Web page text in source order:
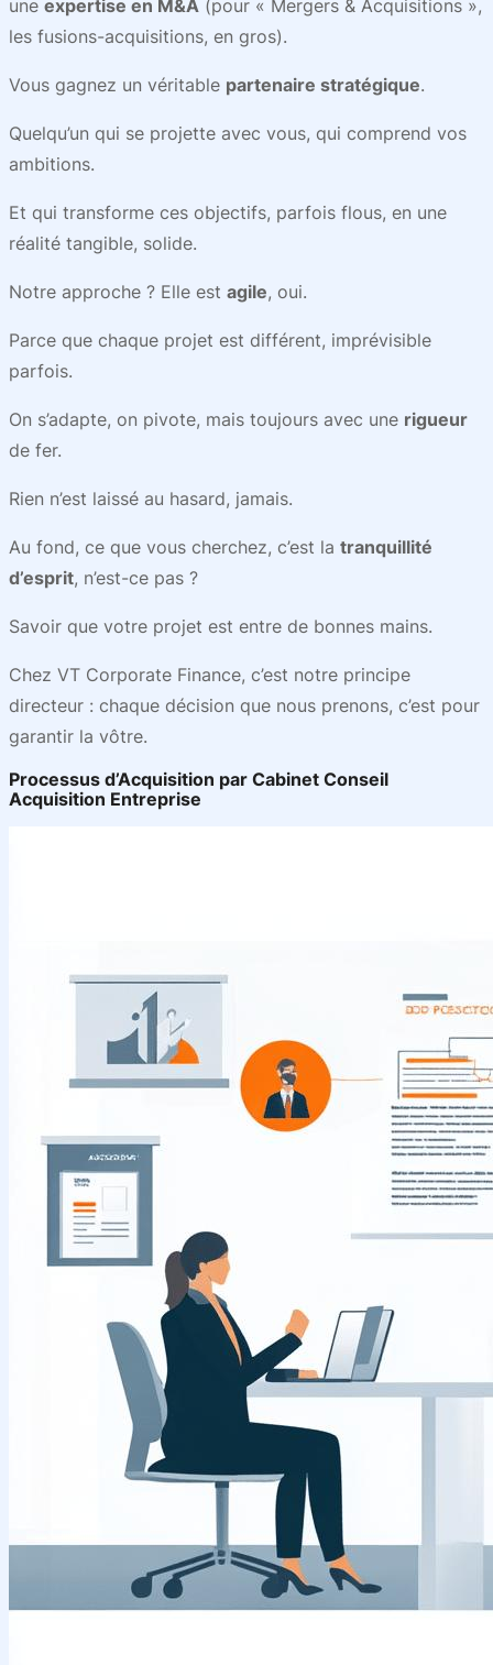
une expertise en M&A (pour « Mergers & Acquisitions »,
les fusions-acquisitions, en gros).
Vous gagnez un véritable partenaire stratégique.
Quelqu’un qui se projette avec vous, qui comprend vos
ambitions.
Et qui transforme ces objectifs, parfois flous, en une
réalité tangible, solide.
Notre approche ? Elle est agile, oui.
Parce que chaque projet est différent, imprévisible
parfois.
On s’adapte, on pivote, mais toujours avec une rigueur
de fer.
Rien n’est laissé au hasard, jamais.
Au fond, ce que vous cherchez, c’est la tranquillité
d’esprit, n’est-ce pas ?
Savoir que votre projet est entre de bonnes mains.
Chez VT Corporate Finance, c’est notre principe
directeur : chaque décision que nous prenons, c’est pour
garantir la vôtre.
Processus d’Acquisition par Cabinet Conseil
Acquisition Entreprise